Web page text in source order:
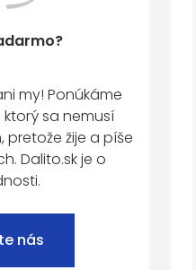
my! Ponúkáme
sa nemusí
žije a píše
Dalito.sk je o
nás